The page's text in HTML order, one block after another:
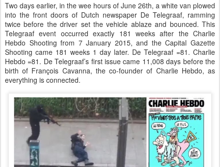
Two days earlier, in the wee hours of June 26th, a white van plowed
into the front doors of Dutch newspaper De Telegraaf, ramming
twice before the driver set the vehicle ablaze and bounced. This
Telegraaf event occurred exactly 181 weeks after the Charlie
Hebdo Shooting from 7 January 2015, and the Capital Gazette
Shooting came 181 weeks 1 day later. De Telegraaf =81. Charlie
Hebdo =81. De Telegraaf’s first issue came 11,008 days before the
birth of François Cavanna, the co-founder of Charlie Hebdo, as
everything is connected.